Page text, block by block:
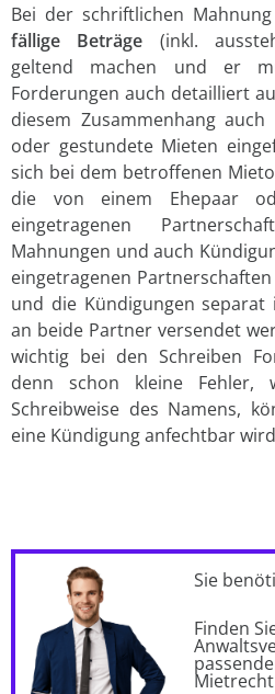
Bei der schriftlichen
fällige Beträge (inkl.
geltend machen und er
Forderungen auch detailliert
diesem Zusammenhang
oder gestundete Mieten
sich bei dem betroffenen
die von einem Ehepaar
eingetragenen
Mahnungen und auch
eingetragenen
und die Kündigungen
an beide Partner versendet
wichtig bei den Schreiben
denn schon kleine Fehler,
Schreibweise des Namens,
eine Kündigung anfechtbar
Sie
Finden